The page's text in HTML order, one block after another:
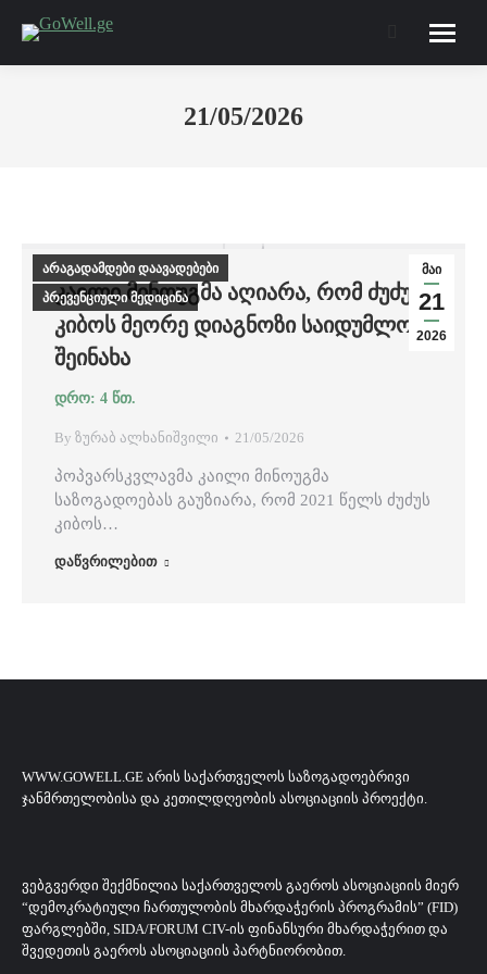
Search:
21/05/2026
მაი
21
2026
არაგადამდები დაავადებები
პრევენციული მედიცინა
ᲙᲐᲘᲚᲘ ᲛᲘᲜᲝᲣᲒᲛᲐ ᲐᲦᲘᲐᲠᲐ, ᲠᲝᲛ ᲫᲣᲫᲣᲡ
ᲙᲘᲑᲝᲡ ᲛᲔᲝᲠᲔ ᲓᲘᲐᲒᲜᲝᲖᲘ ᲡᲐᲘᲓᲣᲛᲚᲝᲓ
ᲨᲔᲘᲜᲐᲮᲐ
By ზურაბ ალხანიშვილი 21/05/2026
პოპვარსკვლავმა კაილი მინოუგმა
საზოგადოებას გაუზიარა, რომ 2021 წელს ძუძუს
კიბოს…
დაწვრილებით
WWW.GOWELL.GE ᲐᲠᲘᲡ ᲡᲐᲥᲐᲠᲗᲕᲔᲚᲝᲡ ᲡᲐᲖᲝᲒᲐᲓᲝᲔᲑᲠᲘᲕᲘ
ᲯᲐᲜᲛᲠᲗᲔᲚᲝᲑᲘᲡᲐ ᲓᲐ ᲙᲔᲗᲘᲚᲓᲦᲔᲝᲑᲘᲡ ᲐᲡᲝᲪᲘᲐᲪᲘᲘᲡ ᲞᲠᲝᲔᲥᲢᲘ.
ᲕᲔᲑᲒᲕᲔᲠᲓᲘ ᲨᲔᲥᲛᲜᲘᲚᲘᲐ ᲡᲐᲥᲐᲠᲗᲕᲔᲚᲝᲡ ᲒᲐᲔᲠᲝᲡ ᲐᲡᲝᲪᲘᲐᲪᲘᲘᲡ ᲛᲘᲔᲠ
“ᲓᲔᲛᲝᲙᲠᲐᲢᲘᲣᲚᲘ ᲩᲐᲠᲗᲣᲚᲝᲑᲘᲡ ᲛᲮᲐᲠᲓᲐᲭᲔᲠᲘᲡ ᲞᲠᲝᲒᲠᲐᲛᲘᲡ” (FID)
ᲤᲐᲠᲒᲚᲔᲑᲨᲘ, SIDA/FORUM CIV-ᲘᲡ ᲤᲘᲜᲐᲜᲡᲣᲠᲘ ᲛᲮᲐᲠᲓᲐᲭᲔᲠᲘᲗ ᲓᲐ
ᲨᲕᲔᲓᲔᲗᲘᲡ ᲒᲐᲔᲠᲝᲡ ᲐᲡᲝᲪᲘᲐᲪᲘᲘᲡ ᲞᲐᲠᲢᲜᲘᲝᲠᲝᲑᲘᲗ.